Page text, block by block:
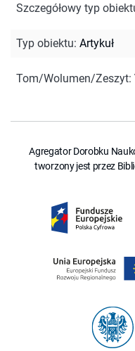
Szczegółowy typ
Typ obiektu: Artykuł
Tom/Wolumen/Zeszyt:
Agregator Dorobku
tworzony jest przez